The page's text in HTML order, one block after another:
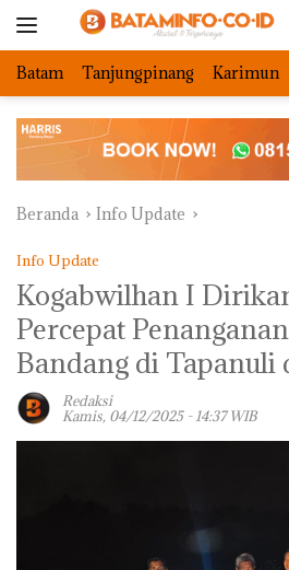
Batam Tanjungpinang Karimun
Beranda Info Update
Info Update
Kogabwilhan I
Percepat
Bandang di Tapanuli
Redaksi
Kamis, 04/12/2025 - 14:37 WIB